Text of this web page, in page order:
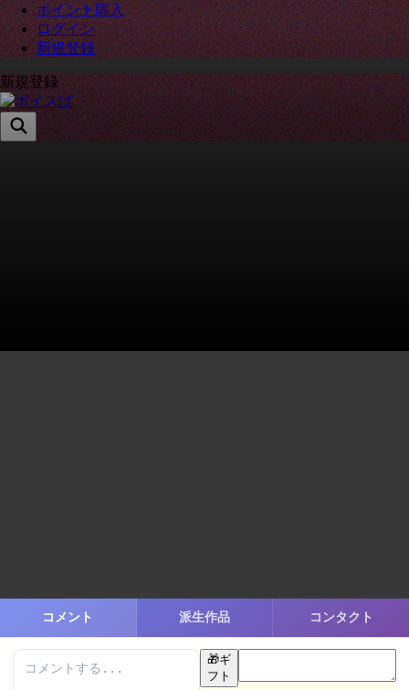
ポイント購入
ログイン
新規登録
新規登録
コメント 派生作品 コンタクト
🎁ギ
フト